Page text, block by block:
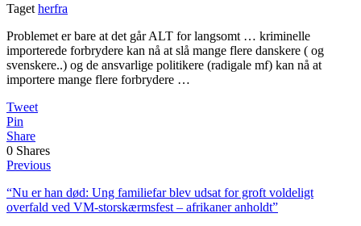
Taget herfra
Problemet er bare at det går ALT for langsomt … kriminelle
importerede forbrydere kan nå at slå mange flere danskere ( og
svenskere..) og de ansvarlige politikere (radigale mf) kan nå at
importere mange flere forbrydere …
Tweet
Pin
Share
0 Shares
Previous
“Nu er han død: Ung familiefar blev udsat for groft voldeligt
overfald ved VM-storskærmsfest – afrikaner anholdt”